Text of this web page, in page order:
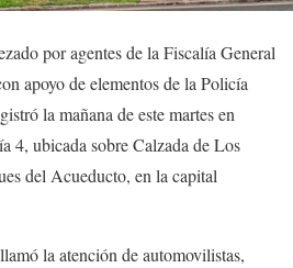
por agentes de la Fiscalía General
apoyo de elementos de la Policía
la mañana de este martes en
4, ubicada sobre Calzada de Los
del Acueducto, en la capital
la atención de automovilistas,